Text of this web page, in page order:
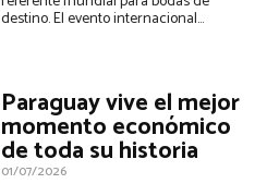
destino. El evento internacional...
Paraguay vive el mejor
momento económico
de toda su historia
01/07/2026